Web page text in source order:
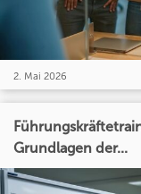
2. Mai 2026
Grundlagen der...